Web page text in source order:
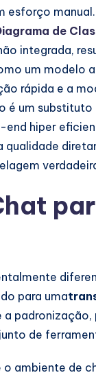
esforço
de
integrada,
um modelo
rápida e a
é um
end hiper
para uma
de
o ambiente de